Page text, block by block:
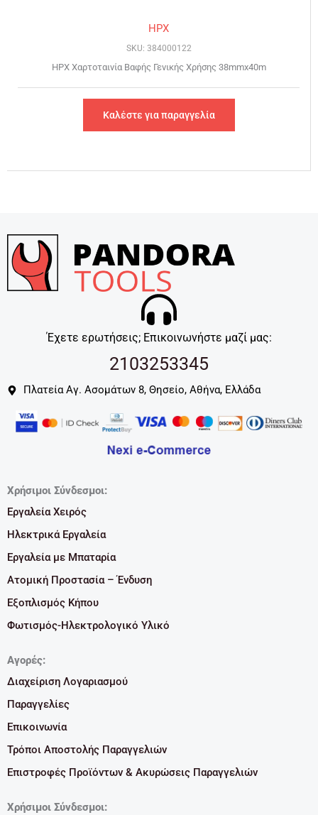
HPX
SKU: 384000122
HPX Χαρτοταινία Βαφής Γενικής Χρήσης 38mmx40m
Καλέστε για παραγγελία
Έχετε ερωτήσεις; Επικοινωνήστε μαζί μας:
2103253345
Πλατεία Αγ. Ασομάτων 8, Θησείο, Αθήνα, Ελλάδα
Χρήσιμοι Σύνδεσμοι:
Εργαλεία Χειρός
Ηλεκτρικά Εργαλεία
Εργαλεία με Μπαταρία
Ατομική Προστασία – Ένδυση
Εξοπλισμός Κήπου
Φωτισμός-Ηλεκτρολογικό Υλικό
Αγορές:
Διαχείριση Λογαριασμού
Παραγγελίες
Επικοινωνία
Τρόποι Αποστολής Παραγγελιών
Επιστροφές Προϊόντων & Ακυρώσεις Παραγγελιών
Χρήσιμοι Σύνδεσμοι: